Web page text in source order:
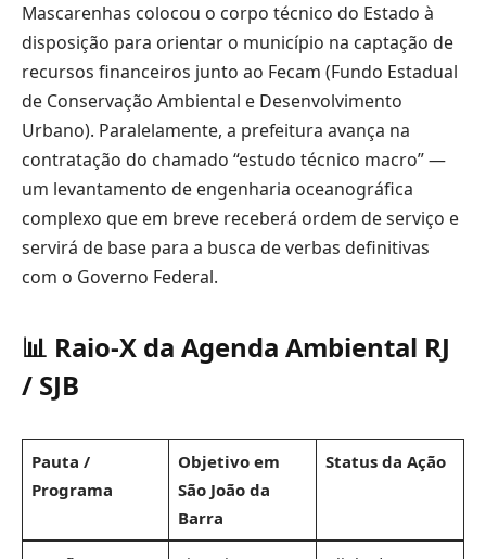
Mascarenhas colocou o corpo técnico do Estado à
disposição para orientar o município na captação de
recursos financeiros junto ao Fecam (Fundo Estadual
de Conservação Ambiental e Desenvolvimento
Urbano). Paralelamente, a prefeitura avança na
contratação do chamado “estudo técnico macro” —
um levantamento de engenharia oceanográfica
complexo que em breve receberá ordem de serviço e
servirá de base para a busca de verbas definitivas
com o Governo Federal.
📊 Raio-X da Agenda Ambiental RJ
/ SJB
Pauta /
Programa
Objetivo em
São João da
Barra
Status da Ação